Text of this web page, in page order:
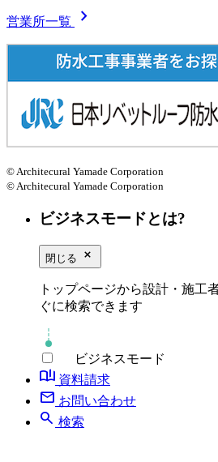
営業所一覧 chevron_right
© Architecural Yamade Corporation
© Architecural Yamade Corporation
ビジネスモードとは?
閉じる close_small
トップページから設計・施工
ぐに検索できます
ビジネスモード
book_ribbon 資料請求
mail お問い合わせ
search 検索